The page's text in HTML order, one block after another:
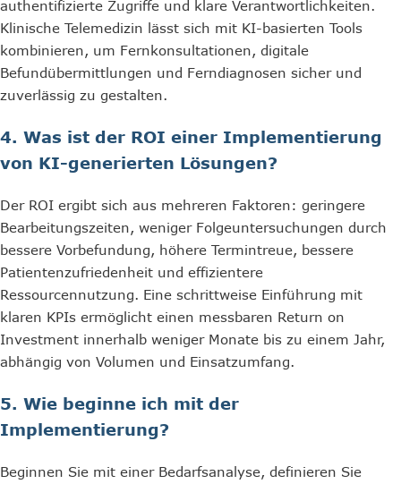
authentifizierte Zugriffe und klare Verantwortlichkeiten.
Klinische Telemedizin lässt sich mit KI-basierten Tools
kombinieren, um Fernkonsultationen, digitale
Befundübermittlungen und Ferndiagnosen sicher und
zuverlässig zu gestalten.
4. Was ist der ROI einer Implementierung
von KI-generierten Lösungen?
Der ROI ergibt sich aus mehreren Faktoren: geringere
Bearbeitungszeiten, weniger Folgeuntersuchungen durch
bessere Vorbefundung, höhere Termintreue, bessere
Patientenzufriedenheit und effizientere
Ressourcennutzung. Eine schrittweise Einführung mit
klaren KPIs ermöglicht einen messbaren Return on
Investment innerhalb weniger Monate bis zu einem Jahr,
abhängig von Volumen und Einsatzumfang.
5. Wie beginne ich mit der
Implementierung?
Beginnen Sie mit einer Bedarfsanalyse, definieren Sie